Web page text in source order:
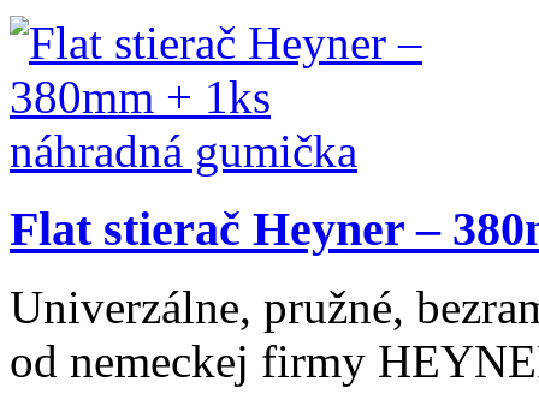
Flat stierač Heyner –
Univerzálne, pružné,
od nemeckej firmy